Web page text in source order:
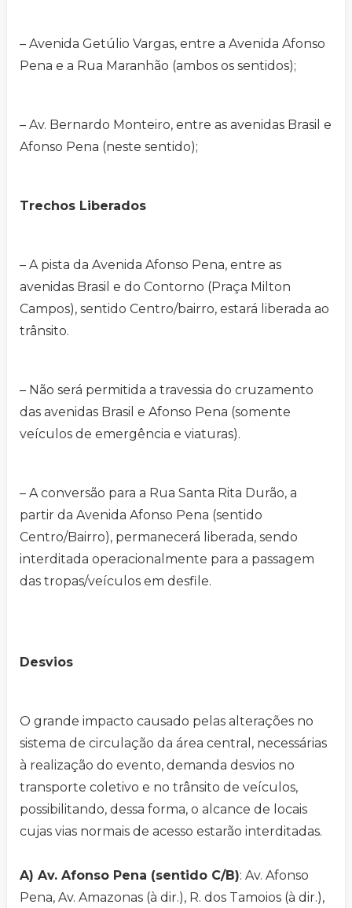
– Avenida Getúlio Vargas, entre a Avenida Afonso
Pena e a Rua Maranhão (ambos os sentidos);
– Av. Bernardo Monteiro, entre as avenidas Brasil e
Afonso Pena (neste sentido);
Trechos Liberados
– A pista da Avenida Afonso Pena, entre as
avenidas Brasil e do Contorno (Praça Milton
Campos), sentido Centro/bairro, estará liberada ao
trânsito.
– Não será permitida a travessia do cruzamento
das avenidas Brasil e Afonso Pena (somente
veículos de emergência e viaturas).
– A conversão para a Rua Santa Rita Durão, a
partir da Avenida Afonso Pena (sentido
Centro/Bairro), permanecerá liberada, sendo
interditada operacionalmente para a passagem
das tropas/veículos em desfile.
Desvios
O grande impacto causado pelas alterações no
sistema de circulação da área central, necessárias
à realização do evento, demanda desvios no
transporte coletivo e no trânsito de veículos,
possibilitando, dessa forma, o alcance de locais
cujas vias normais de acesso estarão interditadas.
A) Av. Afonso Pena (sentido C/B): Av. Afonso
Pena, Av. Amazonas (à dir.), R. dos Tamoios (à dir.),